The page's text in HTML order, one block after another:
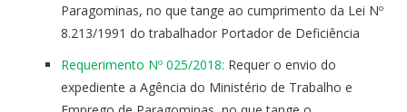
Paragominas, no que tange ao cumprimento da Lei Nº
8.213/1991 do trabalhador Portador de Deficiência
Requerimento Nº 025/2018: Requer o envio do
expediente a Agência do Ministério de Trabalho e